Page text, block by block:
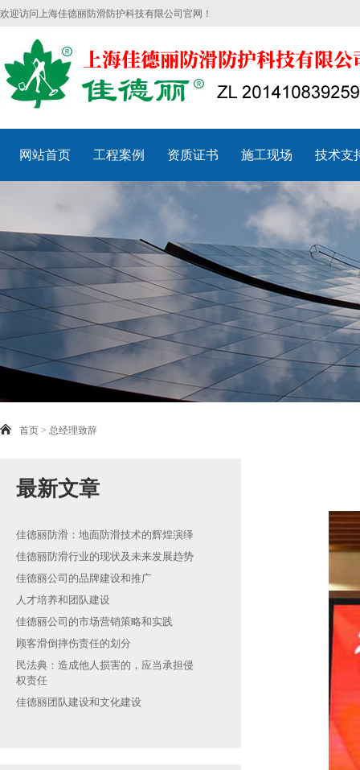
欢迎访问上海佳德丽防滑防护科技有限公司官网！
网站首页 工程案例 资质证书 施工现场 技术支
首页 > 总经理致辞
最新文章
佳德丽防滑：地面防滑技术的辉煌演绎
佳德丽防滑行业的现状及未来发展趋势
佳德丽公司的品牌建设和推广
人才培养和团队建设
佳德丽公司的市场营销策略和实践
顾客滑倒摔伤责任的划分
民法典：造成他人损害的，应当承担侵
权责任
佳德丽团队建设和文化建设